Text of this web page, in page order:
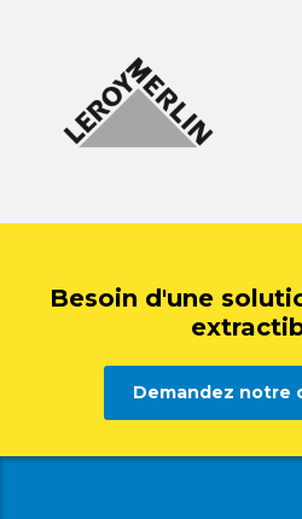
Besoin d'une
Demandez notre